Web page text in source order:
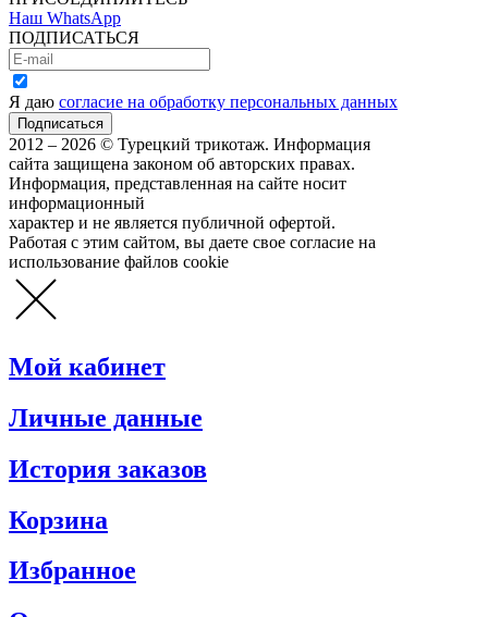
Наш WhatsApp
ПОДПИСАТЬСЯ
Я даю согласие на обработку персональных данных
2012 – 2026 © Турецкий трикотаж. Информация
сайта защищена законом об авторских правах.
Информация, представленная на сайте носит
информационный
характер и не является публичной офертой.
Работая с этим сайтом, вы даете свое согласие на
использование файлов cookie
Мой кабинет
Личные данные
История заказов
Корзина
Избранное